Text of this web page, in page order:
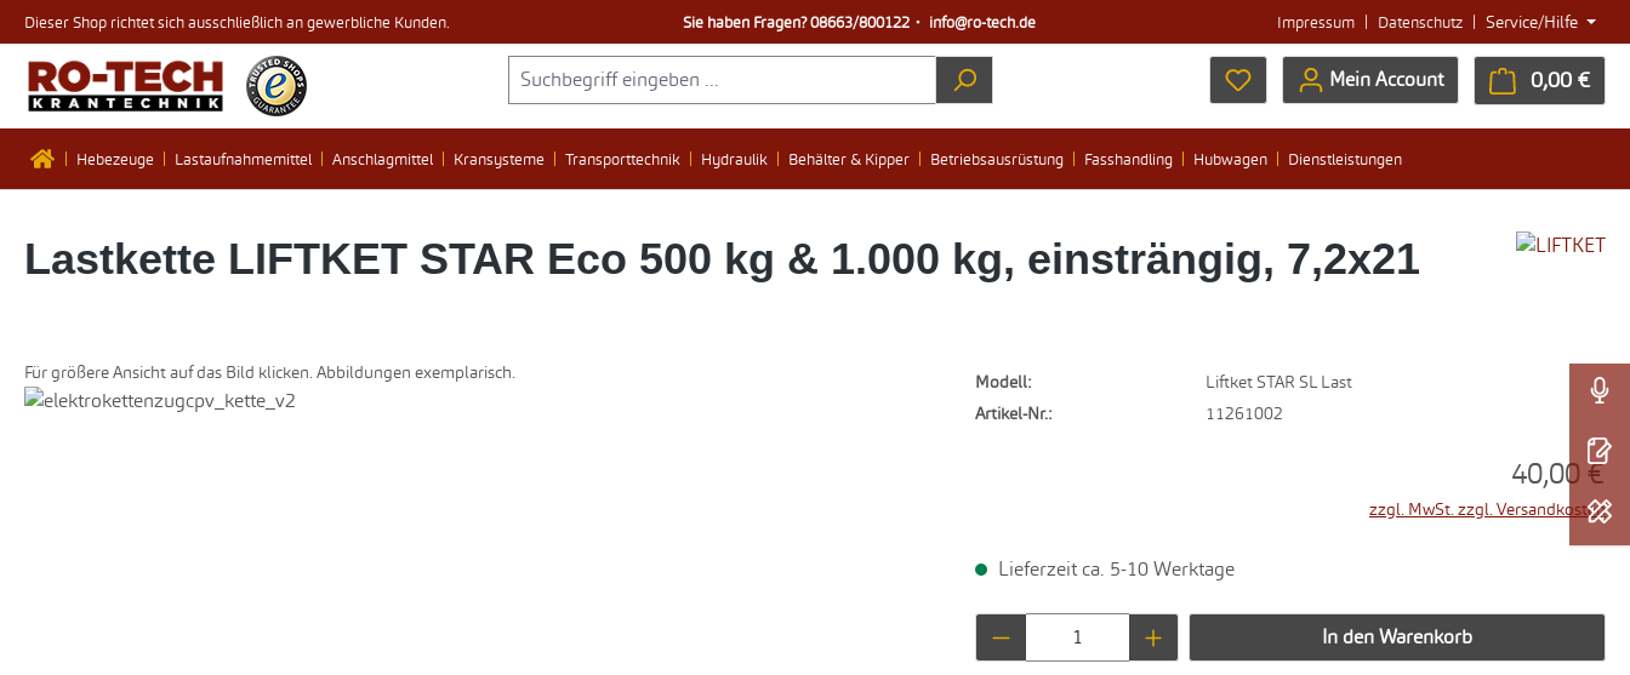
Hauptinhalt springen
Zur Suche springen
Zur Hauptnavigation springen
Dieser Shop richtet sich ausschließlich an gewerbliche Kunden. Sie haben Fragen?08663/800122・ info@ro-tech.de Impressum | Datenschutz | Service/Hilfe
Du hast 0 Produkte auf dem Merkzettel
Mein Account 0,00 €
Hebezeuge Lastaufnahmemittel Anschlagmittel Kransysteme Transporttechnik Hydraulik Behälter & Kipper Betriebsausrüstung Fasshandling Hubwagen Dienstleistungen
Lastkette LIFTKET STAR Eco 500 kg & 1.000 kg, einsträngig, 7,2x21
Für größere Ansicht auf das Bild klicken. Abbildungen exemplarisch.
Bildergalerie überspringen
Modell:
Liftket STAR SL Last
Artikel-Nr.:
11261002
40,00 €
zzgl. MwSt. zzgl. Versandkosten
Lieferzeit ca. 5-10 Werktage
Produkt Anzahl: Gib den gewünschten Wert ein
In den Warenkorb